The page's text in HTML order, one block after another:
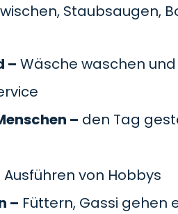
Staubsaugen,
– Wäsche waschen
– den Tag
von Hobbys
– Füttern, Gassi gehen